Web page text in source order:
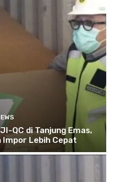
QC di Tanjung Emas,
Impor Lebih Cepat